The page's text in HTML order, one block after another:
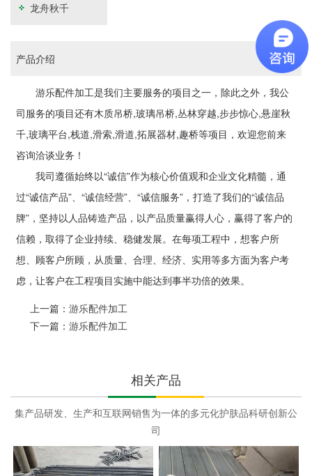
龙舟秋千
产品介绍
游乐配件加工是我们主要服务的项目之一，除此之外，我公
司服务的项目还有木质吊桥,玻璃吊桥,丛林穿越,步步惊心,悬崖秋
千,玻璃平台,栈道,滑索,滑道,拓展器材,趣桥等项目，欢迎您前来
咨询洽谈业务！
我司遵循始终以“诚信”作为核心价值观和企业文化精髓，通
过“诚信产品”、“诚信经营”、“诚信服务”，打造了我们的“诚信品
牌”，坚持以人品铸造产品，以产品质量赢得人心，赢得了客户的
信赖，取得了企业持续、稳健发展。在每项工程中，想客户所
想、顾客户所顾，从质量、合理、经济、实用等多方面为客户考
虑，让客户在工程项目实施中能达到事半功倍的效果。
上一篇：游乐配件加工
下一篇：游乐配件加工
相关产品
集产品研发、生产和互联网销售为一体的多元化护肤品科研创新公
司